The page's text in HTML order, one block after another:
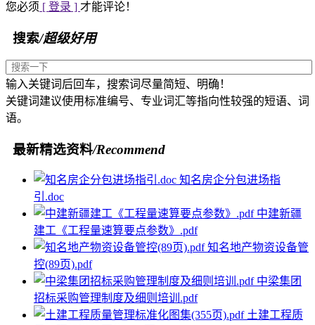
您必须 [ 登录 ] 才能评论！
搜索/超级好用
输入关键词后回车，搜索词尽量简短、明确！
关键词建议使用标准编号、专业词汇等指向性较强的短语、词
语。
最新精选资料/Recommend
知名房企分包进场指
引.doc
中建新疆
建工《工程量速算要点参数》.pdf
知名地产物资设备管
控(89页).pdf
中梁集团
招标采购管理制度及细则培训.pdf
土建工程质